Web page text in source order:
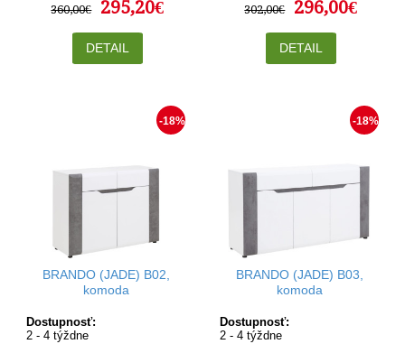
360,00€ 295,20€
DETAIL
302,00€ 296,00€
DETAIL
-18%
BRANDO (JADE) B02,
komoda
Dostupnosť:
2 - 4 týždne
-18%
BRANDO (JADE) B03,
komoda
Dostupnosť:
2 - 4 týždne